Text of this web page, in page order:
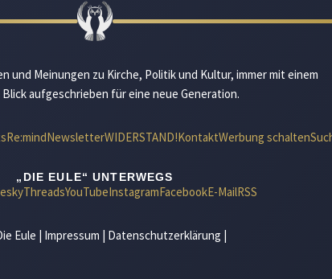
und Meinungen zu Kirche, Politik und Kultur, immer mit einem
aufgeschrieben für eine neue Generation.
Re:mindNewsletterWIDERSTAND!KontaktWerbung schalten
„DIE EULE“ UNTERWEGS
ThreadsYouTubeInstagramFacebookE-MailRSS
Eule | Impressum Datenschutzerklärung